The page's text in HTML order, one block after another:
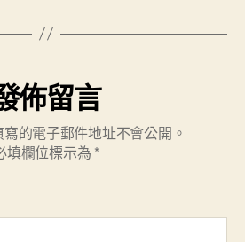
佈留言
的電子郵件地址不會公開。
填欄位標示為 *